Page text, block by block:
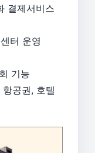
결제서비스
터 운영
기능
공권, 호텔